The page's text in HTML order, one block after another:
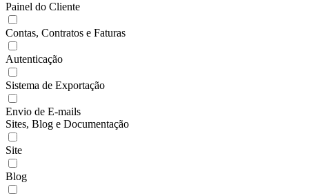
Painel do Cliente
Contas, Contratos e Faturas
Autenticação
Sistema de Exportação
Envio de E-mails
Sites, Blog e Documentação
Site
Blog